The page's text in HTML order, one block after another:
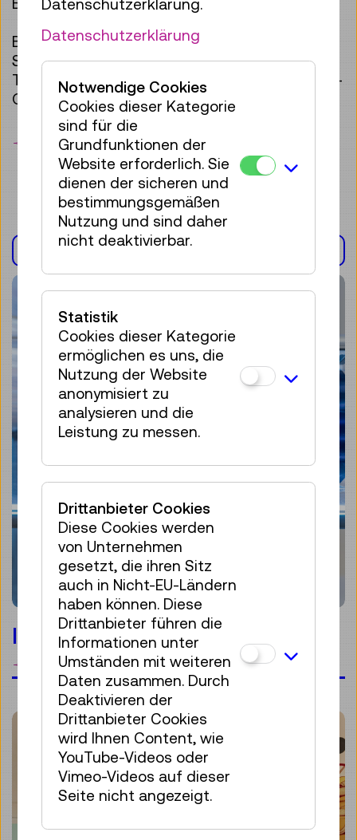
Bis heute wurden fast 150 neue Hands-On für
Sonder- und Dauerausstellungen im
Technischen Museum Wien eigens vom Hands-
On-Team entwickelt und gebaut.
Merken
AUSSTELLUNG(EN)
In Bewegung
Merken
Datenschutzerklärung.
Datenschutzerklärung
Notwendige Cookies
Cookies dieser Kategorie
sind für die
Grundfunktionen der
Website erforderlich. Sie
dienen der sicheren und
bestimmungsgemäßen
Nutzung und sind daher
nicht deaktivierbar.
Statistik
Cookies dieser Kategorie
ermöglichen es uns, die
Nutzung der Website
anonymisiert zu
analysieren und die
Leistung zu messen.
Drittanbieter Cookies
Diese Cookies werden
von Unternehmen
gesetzt, die ihren Sitz
auch in Nicht-EU-Ländern
haben können. Diese
Drittanbieter führen die
Informationen unter
Umständen mit weiteren
Daten zusammen. Durch
Deaktivieren der
Drittanbieter Cookies
wird Ihnen Content, wie
YouTube-Videos oder
Vimeo-Videos auf dieser
Seite nicht angezeigt.